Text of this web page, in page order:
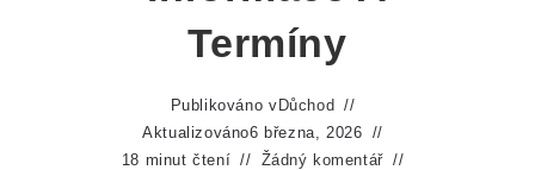
Termíny
Publikováno v Důchod
Aktualizováno6 března, 2026
18 minut čtení
Žádný komentář